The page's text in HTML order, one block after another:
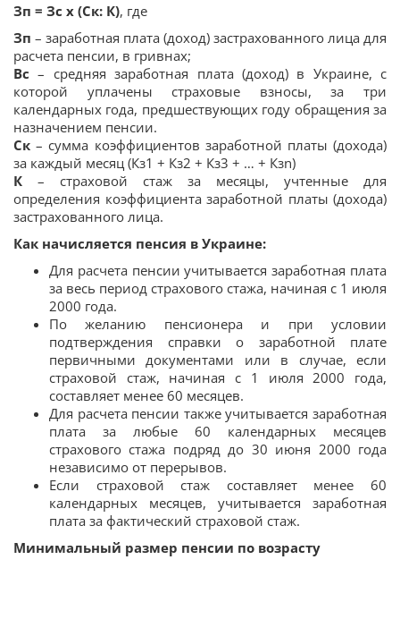
Зп = Зс х (Ск: К), где
Зп – заработная плата (доход) застрахованного лица для
расчета пенсии, в гривнах;
Вс – средняя заработная плата (доход) в Украине, с
которой уплачены страховые взносы, за три
календарных года, предшествующих году обращения за
назначением пенсии.
Ск – сумма коэффициентов заработной платы (дохода)
за каждый месяц (Кз1 + Кз2 + Кз3 + … + Кзn)
К – страховой стаж за месяцы, учтенные для
определения коэффициента заработной платы (дохода)
застрахованного лица.
Как начисляется пенсия в Украине:
Для расчета пенсии учитывается заработная плата
за весь период страхового стажа, начиная с 1 июля
2000 года.
По желанию пенсионера и при условии
подтверждения справки о заработной плате
первичными документами или в случае, если
страховой стаж, начиная с 1 июля 2000 года,
составляет менее 60 месяцев.
Для расчета пенсии также учитывается заработная
плата за любые 60 календарных месяцев
страхового стажа подряд до 30 июня 2000 года
независимо от перерывов.
Если страховой стаж составляет менее 60
календарных месяцев, учитывается заработная
плата за фактический страховой стаж.
Минимальный размер пенсии по возрасту